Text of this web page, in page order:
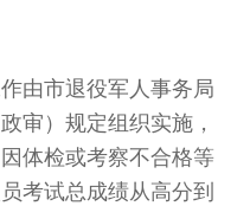
市退役军人事务局
审）规定组织实施，
体检或考察不合格等
考试总成绩从高分到